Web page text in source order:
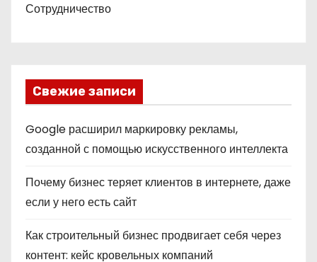
Сотрудничество
Свежие записи
Google расширил маркировку рекламы,
созданной с помощью искусственного интеллекта
Почему бизнес теряет клиентов в интернете, даже
если у него есть сайт
Как строительный бизнес продвигает себя через
контент: кейс кровельных компаний